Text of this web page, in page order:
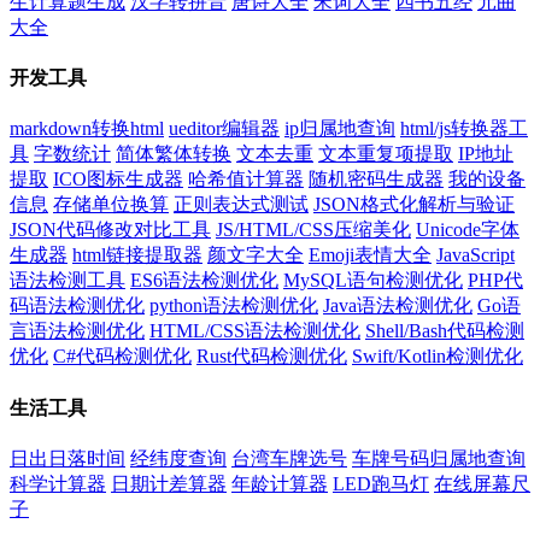
大全
开发工具
markdown转换html ueditor编辑器 ip归属地查询 html/js转换器工
具 字数统计 简体繁体转换 文本去重 文本重复项提取 IP地址
提取 ICO图标生成器 哈希值计算器 随机密码生成器 我的设备
信息 存储单位换算 正则表达式测试 JSON格式化解析与验证
JSON代码修改对比工具 JS/HTML/CSS压缩美化 Unicode字体
生成器 html链接提取器 颜文字大全 Emoji表情大全 JavaScript
语法检测工具 ES6语法检测优化 MySQL语句检测优化 PHP代
码语法检测优化 python语法检测优化 Java语法检测优化 Go语
言语法检测优化 HTML/CSS语法检测优化 Shell/Bash代码检测
优化 C#代码检测优化 Rust代码检测优化 Swift/Kotlin检测优化
生活工具
日出日落时间 经纬度查询 台湾车牌选号 车牌号码归属地查询
科学计算器 日期计差算器 年龄计算器 LED跑马灯 在线屏幕尺
子